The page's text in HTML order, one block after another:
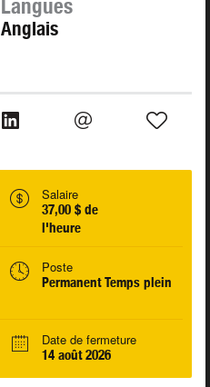
Langues
Anglais
Salaire
37,00 $ de
l'heure
Poste
Permanent Temps plein
Date de fermeture
14 août 2026